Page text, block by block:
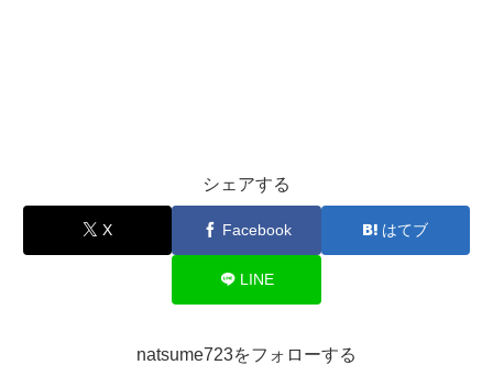
シェアする
X Facebook はてブ
LINE
natsume723をフォローする